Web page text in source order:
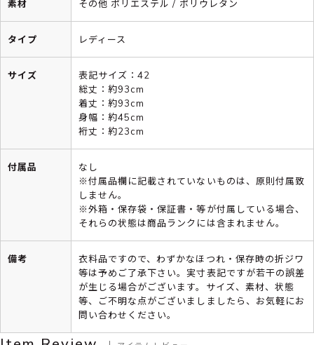
素材 その他 ポリエステル / ポリウレタン
タイプ レディース
サイズ
表記サイズ：42
総丈：約93cm
着丈：約93cm
身幅：約45cm
裄丈：約23cm
付属品
なし
※付属品欄に記載されていないものは、原則付属致
しません。
※外箱・保存袋・保証書・等が付属している場合、
それらの状態は商品ランクには含まれません。
備考
衣料品ですので、わずかなほつれ・保存時の折ジワ
等は予めご了承下さい。実寸表記ですが若干の誤差
が生じる場合がございます。サイズ、素材、状態
等、ご不明な点がございましましたら、お気軽にお
問い合わせください。